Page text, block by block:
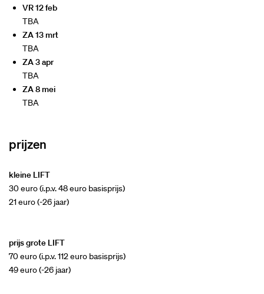
VR 12 feb
TBA
ZA 13 mrt
TBA
ZA 3 apr
TBA
ZA 8 mei
TBA
prijzen
kleine LIFT
30 euro (i.p.v. 48 euro basisprijs)
21 euro (-26 jaar)
prijs grote LIFT
70 euro (i.p.v. 112 euro basisprijs)
49 euro (-26 jaar)